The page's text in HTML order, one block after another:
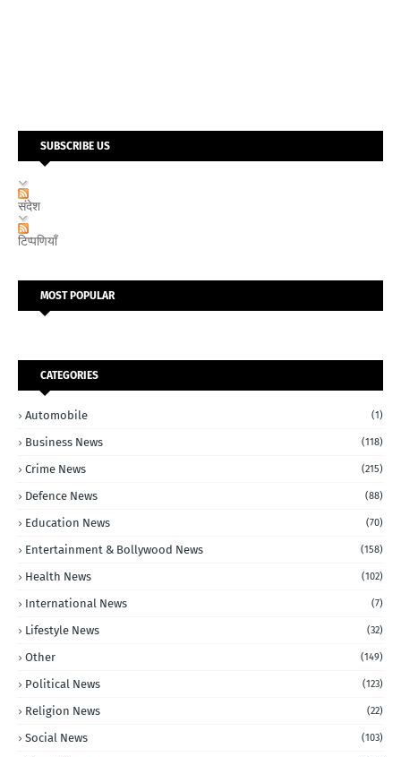
SUBSCRIBE US
संदेश
टिप्पणियाँ
MOST POPULAR
CATEGORIES
Automobile (1)
Business News (118)
Crime News (215)
Defence News (88)
Education News (70)
Entertainment & Bollywood News (158)
Health News (102)
International News (7)
Lifestyle News (32)
Other (149)
Political News (123)
Religion News (22)
Social News (103)